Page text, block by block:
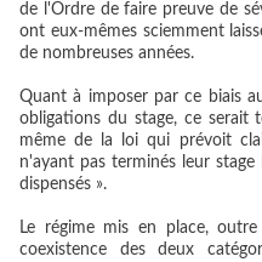
de l'Ordre de faire preuve de
ont eux-mêmes sciemment
de nombreuses années.
Quant à imposer par ce biais
obligations du stage, ce serait
même de la loi qui prévoit
n'ayant pas terminés leur
dispensés ».
Le régime mis en place,
coexistence des deux